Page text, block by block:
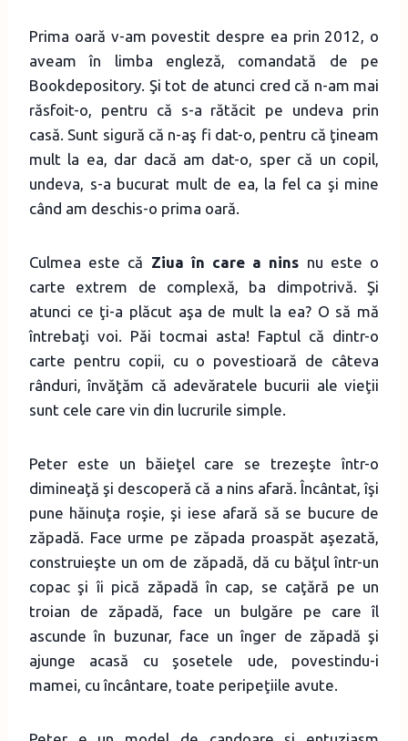
Prima oară v-am povestit despre ea prin 2012, o
aveam în limba engleză, comandată de pe
Bookdepository. Şi tot de atunci cred că n-am mai
răsfoit-o, pentru că s-a rătăcit pe undeva prin
casă. Sunt sigură că n-aş fi dat-o, pentru că ţineam
mult la ea, dar dacă am dat-o, sper că un copil,
undeva, s-a bucurat mult de ea, la fel ca şi mine
când am deschis-o prima oară.
Culmea este că Ziua în care a nins nu este o
carte extrem de complexă, ba dimpotrivă. Şi
atunci ce ţi-a plăcut aşa de mult la ea? O să mă
întrebaţi voi. Păi tocmai asta! Faptul că dintr-o
carte pentru copii, cu o povestioară de câteva
rânduri, învăţăm că adevăratele bucurii ale vieţii
sunt cele care vin din lucrurile simple.
Peter este un băieţel care se trezeşte într-o
dimineaţă şi descoperă că a nins afară. Încântat, îşi
pune hăinuţa roşie, şi iese afară să se bucure de
zăpadă. Face urme pe zăpada proaspăt aşezată,
construieşte un om de zăpadă, dă cu băţul într-un
copac şi îi pică zăpadă în cap, se caţără pe un
troian de zăpadă, face un bulgăre pe care îl
ascunde în buzunar, face un înger de zăpadă şi
ajunge acasă cu şosetele ude, povestindu-i
mamei, cu încântare, toate peripeţiile avute.